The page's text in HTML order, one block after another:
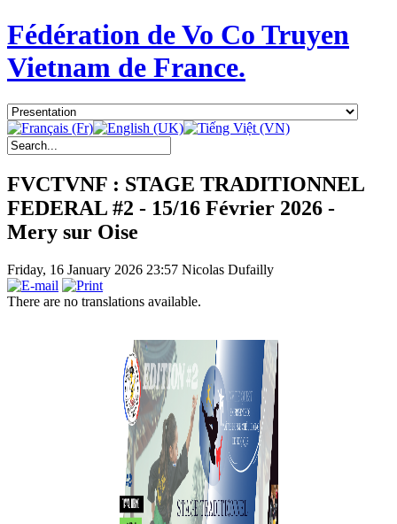
Fédération de Vo Co Truyen
Vietnam de France.
FVCTVNF : STAGE TRADITIONNEL
FEDERAL #2 - 15/16 Février 2026 -
Mery sur Oise
Friday, 16 January 2026 23:57 Nicolas Dufailly
There are no translations available.